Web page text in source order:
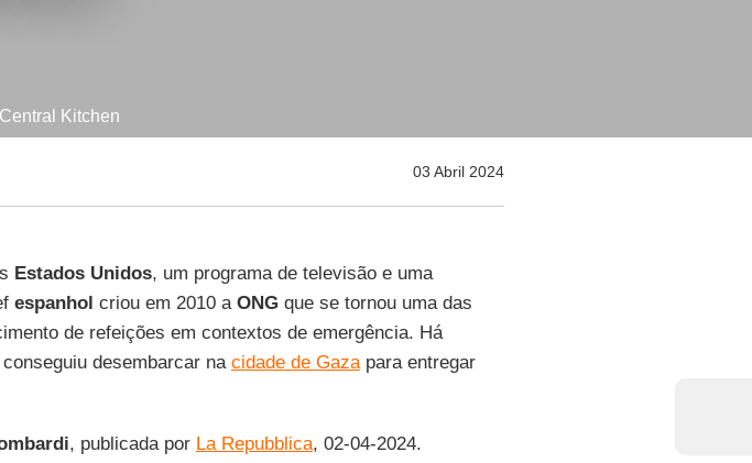
Kitchen
03 Abril 2024
Estados Unidos, um programa de televisão e uma
espanhol criou em 2010 a ONGque se tornou uma das
de refeições em contextos de emergência. Há
desembarcar na cidade de Gazapara entregar
, publicada por La Repubblica, 02-04-2024.